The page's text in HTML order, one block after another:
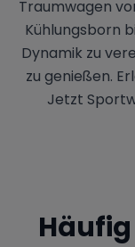
Traumwagen
Kühlungsborn
Dynamik zu
zu genießen.
Jetzt